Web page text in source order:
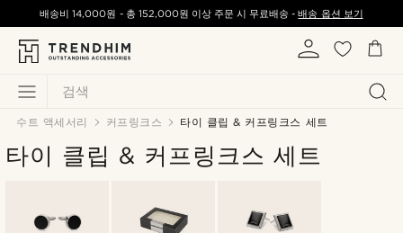
검색
배송비14,000원 - 총 152,000원 이상 주문 시 무료배송 -배송 옵션 보기
수트 액세서리 커프링크스 타이 클립 & 커프링크스 세트
타이 클립 & 커프링크스 세트